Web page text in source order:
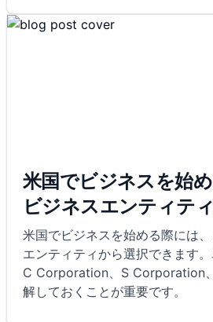
米国でビジネスを始
ビジネスエンティテ
米国でビジネスを始める際には
エンティティから選択できます。
C Corporation、S Corporation
解しておくことが重要です。